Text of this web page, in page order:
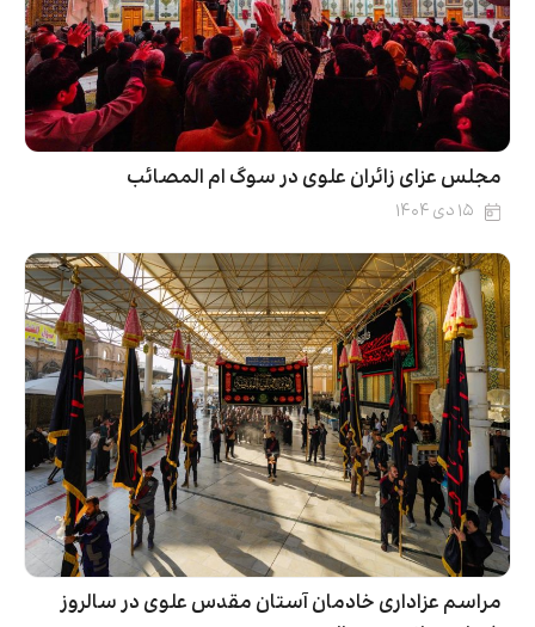
مجلس عزای زائران علوی در سوگ ام المصائب
۱۵ دی ۱۴۰۴
مراسم عزاداری خادمان آستان مقدس علوی در سالروز